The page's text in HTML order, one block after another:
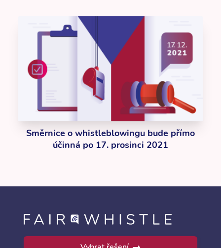
Směrnice o whistleblowingu bude přímo
účinná po 17. prosinci 2021